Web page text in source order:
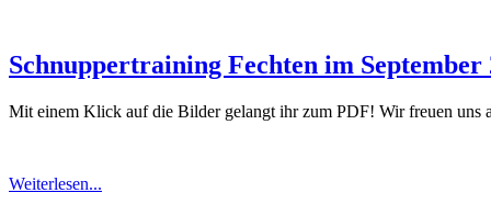
Schnuppertraining Fechten im September
Mit einem Klick auf die Bilder gelangt ihr zum PDF! Wir freuen uns
Weiterlesen...